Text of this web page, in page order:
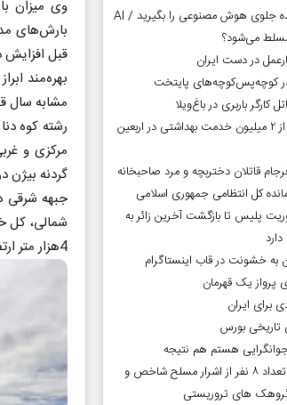
قبل
مشابه سال قبل 282.3 و نسبت به میانگین بلند مدت 229.1 میلی متر
مرکزی و
گردنه
جبهه شرقی
شمالی، کل
4هزار متر ارتفاع دارند.
تا دیر نشده جلوی هوش مصنوعی را بگیرید / AI
می‌شود؟
در دست ایران
کوچه‌پس‌کوچه‌های پایتخت
کارگر باربری در باغ‌ویلا
ارائه بیش از ۲ میلیون خدمت بهداشتی در اربعین
قاتلان دختربچه و مرد صاحبخانه
کل انتظامی جمهوری اسلامی
پلیس تا بازگشت آخرین زائر به
به خشونت در قاب اینستاگرام
پرواز یک قهرمان
برای ایران
تاریخی بورس
هستم هم نتیجه
دستگیری تعداد ۸ نفر از اشرار مسلح شاخص و
های تروریستی